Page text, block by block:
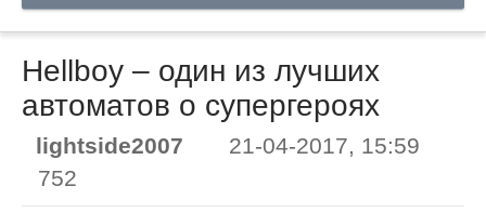
Hellboy – один из лучших
автоматов о супергероях
lightside2007
21-04-2017, 15:59
752